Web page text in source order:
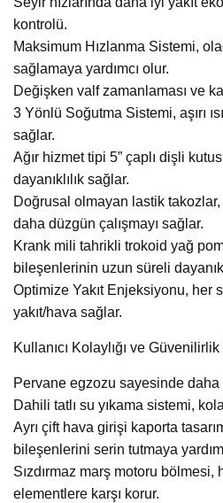
kontrolü.
Maksimum Hızlanma Sistemi,
sağlamaya yardımcı olur.
Değişken valf zamanlaması ve
3 Yönlü Soğutma Sistemi, aşırı
sağlar.
Ağır hizmet tipi 5” çaplı dişli
dayanıklılık sağlar.
Doğrusal olmayan lastik
daha düzgün çalışmayı sağlar.
Krank mili tahrikli trokoid yağ
bileşenlerinin uzun süreli
Optimize Yakıt Enjeksiyonu, her
yakıt/hava sağlar.
Kullanıcı Kolaylığı ve
Pervane egzozu sayesinde
Dahili tatlı su yıkama sistemi,
Ayrı çift hava girişi kaporta
bileşenlerini serin tutmaya
Sızdırmaz marş motoru
elementlere karşı korur.